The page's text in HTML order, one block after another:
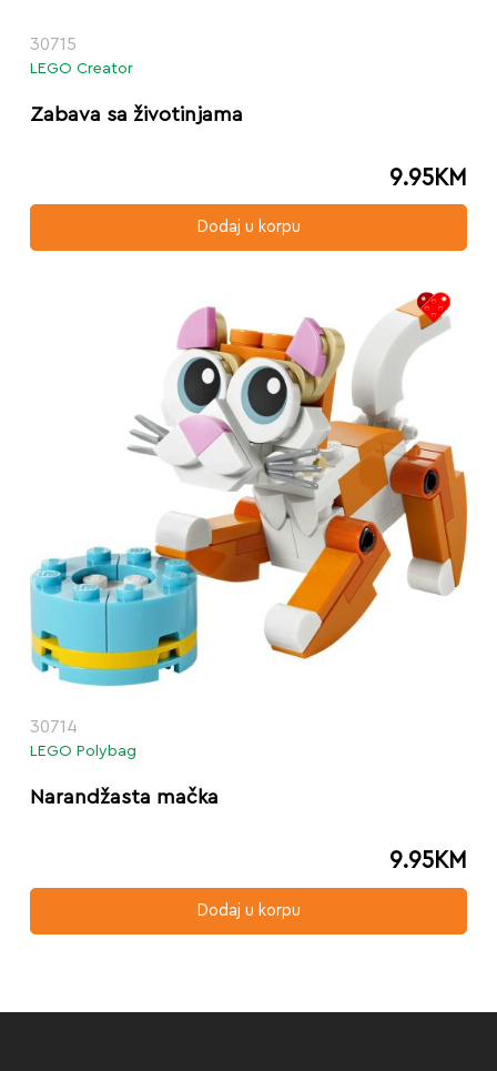
30715
LEGO Creator
Zabava sa životinjama
9.95KM
Dodaj u korpu
30714
LEGO Polybag
Narandžasta mačka
9.95KM
Dodaj u korpu